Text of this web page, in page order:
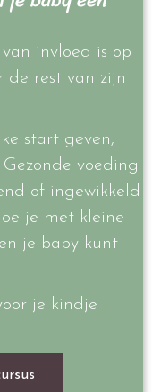
invloed is op
de rest van zijn
start geven,
voeding
of ingewikkeld
je met kleine
je baby kunt
je kindje